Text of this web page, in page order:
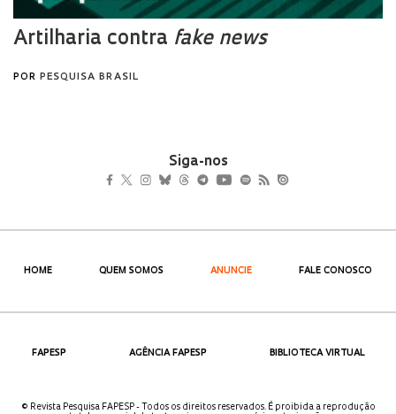
Siga-nos
HOME QUEM SOMOS ANUNCIE FALE CONOSCO
FAPESP AGÊNCIA FAPESP BIBLIOTECA VIRTUAL
© Revista Pesquisa FAPESP - Todos os direitos reservados. É proibida a reprodução